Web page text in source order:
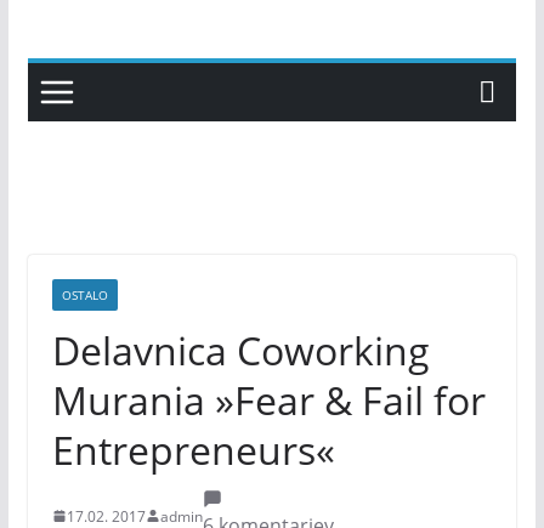
content
OSTALO
Delavnica Coworking
Murania »Fear & Fail for
Entrepreneurs«
17.02. 2017 admin